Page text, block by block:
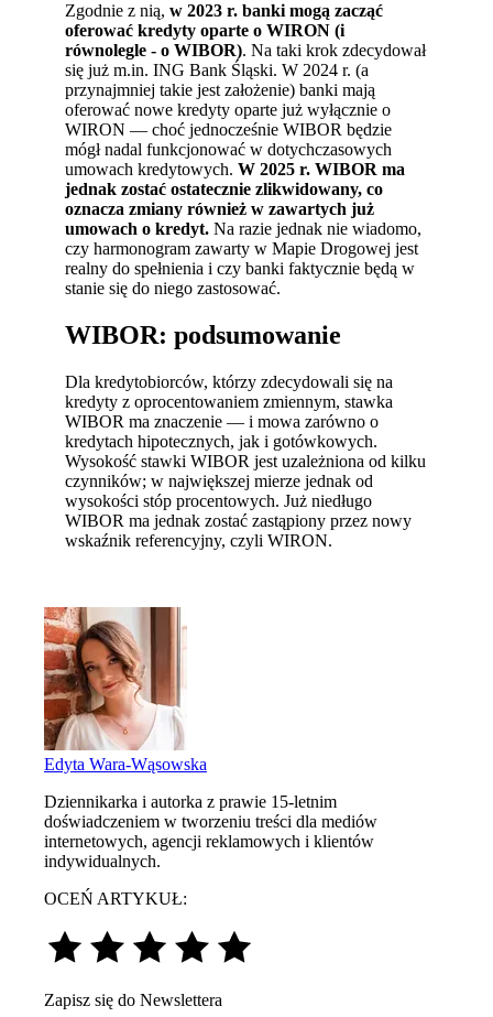
Zgodnie z nią,w 2023 r. banki mogą zacząć
oferować kredyty oparte o WIRON (i
równolegle - o WIBOR). Na taki krok zdecydował
się już m.in. ING Bank Śląski. W 2024 r. (a
przynajmniej takie jest założenie) banki mają
oferować nowe kredyty oparte już wyłącznie o
WIRON — choć jednocześnie WIBOR będzie
mógł nadal funkcjonować w dotychczasowych
umowach kredytowych.W 2025 r. WIBOR ma
jednak zostać ostatecznie zlikwidowany, co
oznacza zmiany również w zawartych już
umowach o kredyt. Na razie jednak nie wiadomo,
czy harmonogram zawarty w Mapie Drogowej jest
realny do spełnienia i czy banki faktycznie będą w
stanie się do niego zastosować.
WIBOR: podsumowanie
Dla kredytobiorców, którzy zdecydowali się na
kredyty z oprocentowaniem zmiennym, stawka
WIBOR ma znaczenie — i mowa zarówno o
kredytach hipotecznych, jak i gotówkowych.
Wysokość stawki WIBOR jest uzależniona od kilku
czynników; w największej mierze jednak od
wysokości stóp procentowych. Już niedługo
WIBOR ma jednak zostać zastąpiony przez nowy
wskaźnik referencyjny, czyli WIRON.
Edyta Wara-Wąsowska
Dziennikarka i autorka z prawie 15-letnim
doświadczeniem w tworzeniu treści dla mediów
internetowych, agencji reklamowych i klientów
indywidualnych.
OCEŃ ARTYKUŁ:
Zapisz się do Newslettera